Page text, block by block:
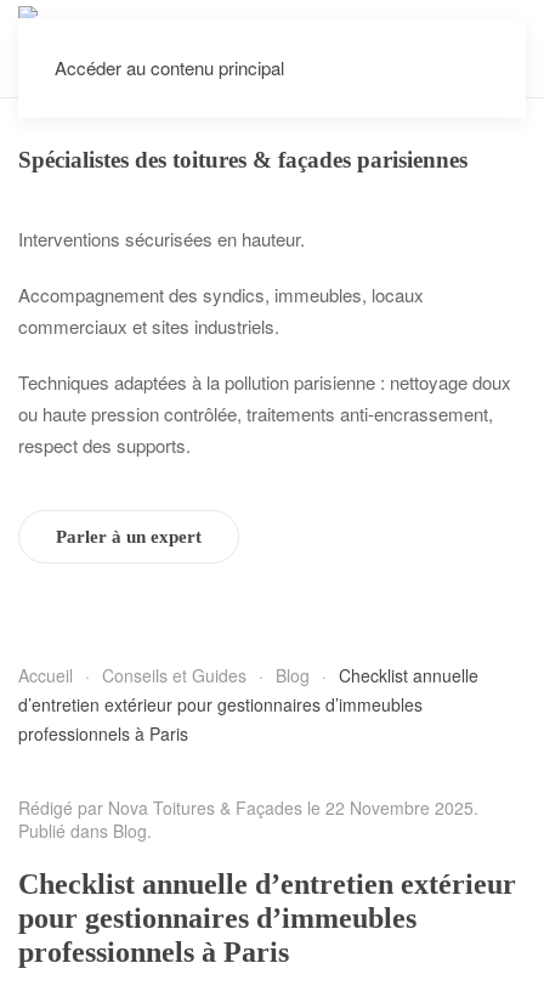
Accéder au contenu principal
Spécialistes des toitures & façades parisiennes
Interventions sécurisées en hauteur.
Accompagnement des syndics, immeubles, locaux
commerciaux et sites industriels.
Techniques adaptées à la pollution parisienne : nettoyage doux
ou haute pression contrôlée, traitements anti-encrassement,
respect des supports.
Parler à un expert
Accueil Conseils et Guides Blog
Checklist annuelle
d’entretien extérieur pour gestionnaires d’immeubles
professionnels à Paris
Rédigé par Nova Toitures & Façades le 22 Novembre 2025.
Publié dans Blog.
Checklist annuelle d’entretien extérieur
pour gestionnaires d’immeubles
professionnels à Paris